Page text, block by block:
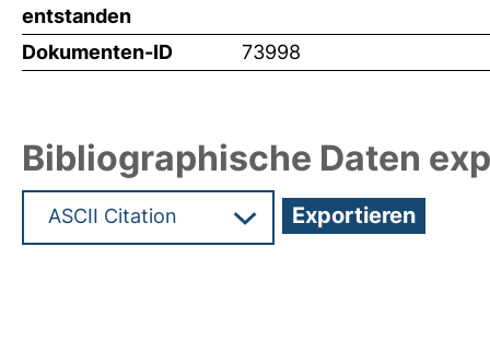
entstanden
Dokumenten-ID 73998
Bibliographische Daten